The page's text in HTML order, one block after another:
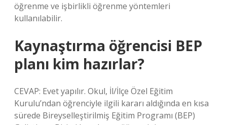
öğrenme ve işbirlikli öğrenme yöntemleri
kullanılabilir.
Kaynaştırma öğrencisi BEP
planı kim hazırlar?
CEVAP: Evet yapılır. Okul, İl/İlçe Özel Eğitim
Kurulu’ndan öğrenciyle ilgili kararı aldığında en kısa
sürede Bireyselleştirilmiş Eğitim Programı (BEP)